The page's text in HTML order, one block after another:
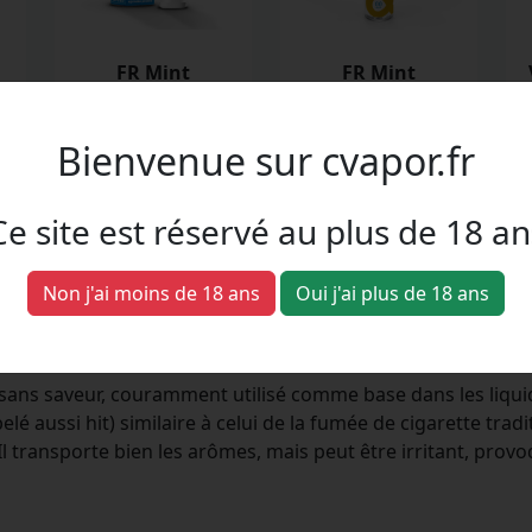
FR Mint FR Mint
"PGVG", mais c'est quoi
saveur, couramment utilisé comme base dans les
aussi hit) similaire à celui de la fumée de cigarette
transporte bien les arômes, mais peut être irritant,
Bienvenue sur cvapor.fr
site est réservé au plus de 18
Non j'ai moins de 18 ans Oui j'ai plus de 18 ans